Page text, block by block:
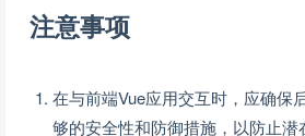
注意事项
在与前端Vue应用交互时，应确保
够的安全性和防御措施，以防止潜